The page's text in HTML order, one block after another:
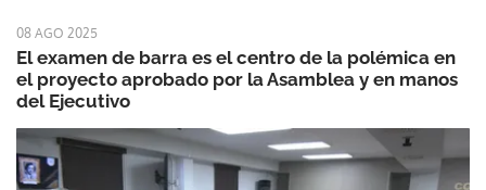
08 AGO 2025
El examen de barra es el centro de la polémica en
el proyecto aprobado por la Asamblea y en manos
del Ejecutivo